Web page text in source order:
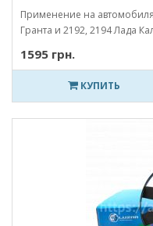
Применение на
Гранта и 2192, 2194 Лада
1595 грн.
КУПИТЬ